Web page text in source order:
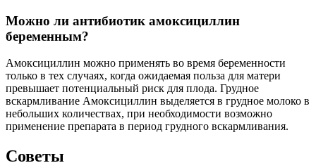
Можно ли антибиотик амоксициллин
беременным?
Амоксициллин можно применять во время беременности
только в тех случаях, когда ожидаемая польза для матери
превышает потенциальный риск для плода. Грудное
вскармливание Амоксициллин выделяется в грудное молоко в
небольших количествах, при необходимости возможно
применение препарата в период грудного вскармливания.
Советы